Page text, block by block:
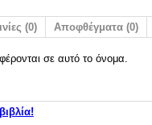
(0) Αποφθέγματα (0)
σε αυτό το όνομα.